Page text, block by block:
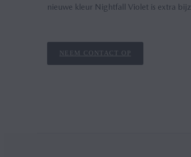
nieuwe kleur Nightfall Violet is extra
NEEM CONTACT OP